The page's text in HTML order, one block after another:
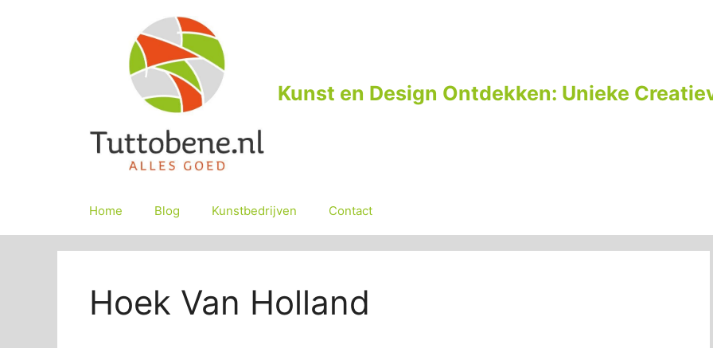
Kunst en Design Ontdekken: Unieke
Home Blog Kunstbedrijven Contact
Hoek Van Holland